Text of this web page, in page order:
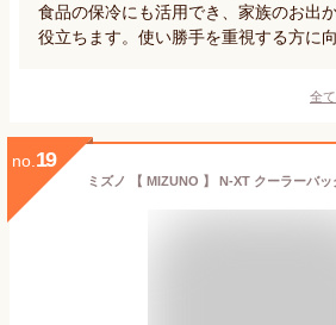
食品の保冷にも活用でき、家族のお出
役立ちます。使い勝手を重視する方に
全
no. 19